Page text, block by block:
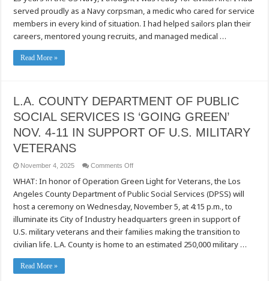
Employment
and
Community
served proudly as a Navy corpsman, a medic who cared for service
members in every kind of situation. I had helped sailors plan their
careers, mentored young recruits, and managed medical …
Read More »
L.A. COUNTY DEPARTMENT OF PUBLIC
SOCIAL SERVICES IS ‘GOING GREEN’
NOV. 4-11 IN SUPPORT OF U.S. MILITARY
VETERANS
November 4, 2025 Comments Offon
COUNTY
DEPARTMENT
OF
SOCIAL
SERVICES
IS
‘GOING
GREEN’
NOV.
WHAT: In honor of Operation Green Light for Veterans, the Los
Angeles County Department of Public Social Services (DPSS) will
host a ceremony on Wednesday, November 5, at 4:15 p.m., to
illuminate its City of Industry headquarters green in support of
U.S. military veterans and their families making the transition to
civilian life. L.A. County is home to an estimated 250,000 military …
Read More »